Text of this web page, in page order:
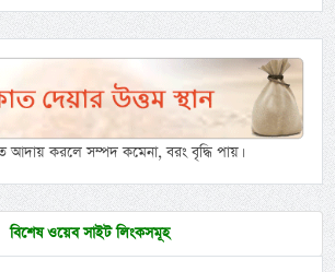
আদায় করলে সম্পদ কমেনা, বরং বৃদ্ধি পায়।
বিশেষ ওয়েব সাইট লিংকসমূহ